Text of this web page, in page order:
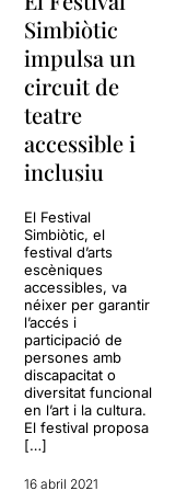
Simbiòtic
impulsa un
circuit de
teatre
accessible i
inclusiu
El Festival
Simbiòtic, el
festival d’arts
escèniques
accessibles, va
néixer per garantir
l’accés i
participació de
persones amb
discapacitat o
diversitat funcional
en l’art i la cultura.
El festival proposa
[…]
16 abril 2021